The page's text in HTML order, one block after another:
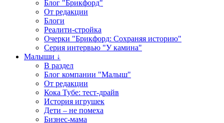
Блог "Брикфорд"
От редакции
Блоги
Реалити-стройка
Очерки "Брикфорд: Сохраняя историю"
Серия интервью "У камина"
Малыши ↓
В раздел
Блог компании "Малыш"
От редакции
Кока Тубе: тест-драйв
История игрушек
Дети – не помеха
Бизнес-мама